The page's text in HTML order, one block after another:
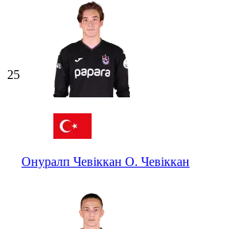
25
Онуралп Чевіккан О. Чевіккан